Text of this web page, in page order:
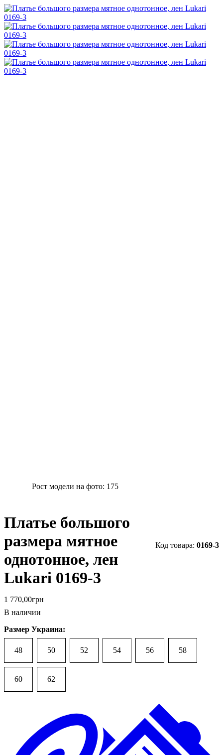
Рост модели на фото: 175
Платье большого
размера мятное
однотонное, лен
Lukari 0169-3
0169-3
1 770,00грн
В наличии
Размер Украина:
48 50 52 54 56 58
60 62